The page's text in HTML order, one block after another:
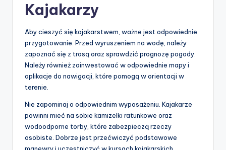
Kajakarzy
Aby cieszyć się kajakarstwem, ważne jest odpowiednie
przygotowanie. Przed wyruszeniem na wodę, należy
zapoznać się z trasą oraz sprawdzić prognozę pogody.
Należy również zainwestować w odpowiednie mapy i
aplikacje do nawigacji, które pomogą w orientacji w
terenie.
Nie zapominaj o odpowiednim wyposażeniu. Kajakarze
powinni mieć na sobie kamizelki ratunkowe oraz
wodoodporne torby, które zabezpieczą rzeczy
osobiste. Dobrze jest przećwiczyć podstawowe